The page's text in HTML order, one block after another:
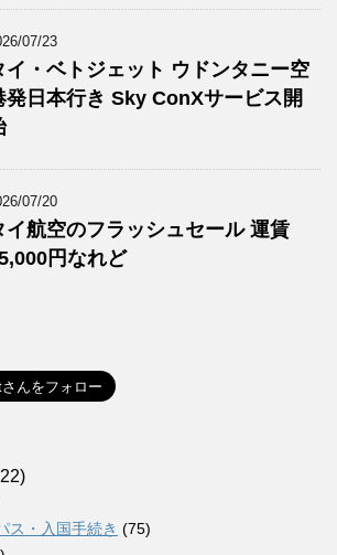
07/23
イ・ベトジェット ウドンタニー空
発日本行き Sky ConXサービス開
07/20
イ航空のフラッシュセール 運賃
円なれど
ス・入国手続き (75)